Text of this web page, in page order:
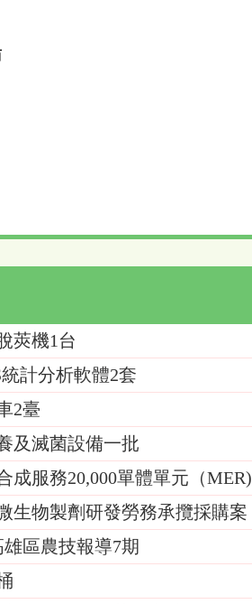
莢機1台
統計分析軟體2套
2臺
及滅菌設備一批
成服務20,000單體單元（MER)
生物製劑研發勞務承攬採購案
雄區農技報導7期